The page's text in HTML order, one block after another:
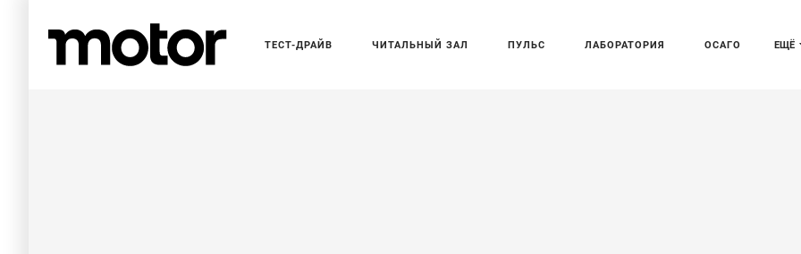
ЕЩЁ
ТЕСТ-ДРАЙВ ЧИТАЛЬНЫЙ ЗАЛ ПУЛЬС ЛАБОРАТОРИЯ ОСАГО